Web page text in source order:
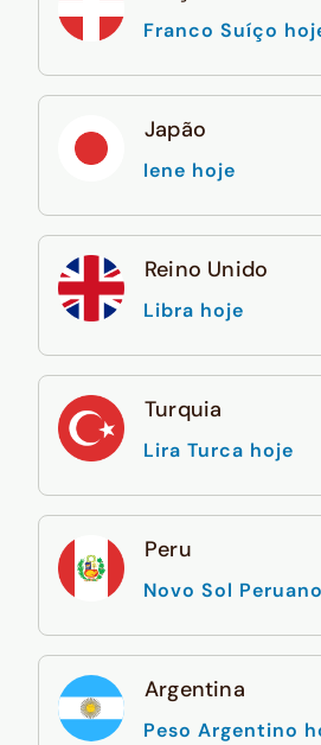
Franco Suíço
Japão
Iene hoje
Reino Unido
Libra hoje
Turquia
Lira Turca hoje
Peru
Novo Sol
Argentina
Peso Argentino